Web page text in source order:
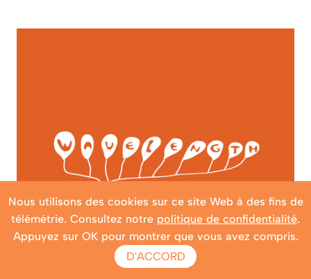
Nous utilisons des cookies sur ce site Web à des fins de
télémétrie. Consultez notre politique de confidentialité.
Appuyez sur OK pour montrer que vous avez compris.
D'ACCORD